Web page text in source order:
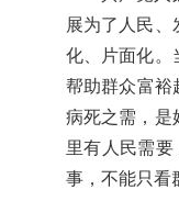
展为了人民
化、片面化。
帮助群众富裕
病死之需，是
里有人民需
事，不能只看